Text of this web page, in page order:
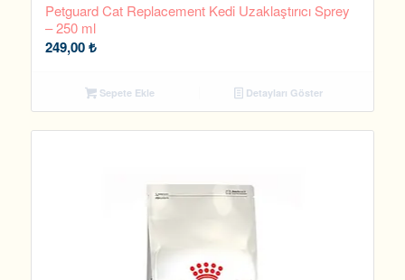
Petguard Cat Replacement Kedi Uzaklaştırıcı Sprey
– 250 ml
249,00₺
Sepete Ekle Detayları Göster